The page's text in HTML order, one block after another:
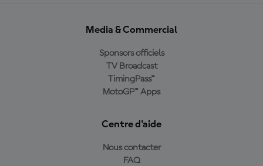
Media & Commercial
Sponsors officiels
TV Broadcast
TimingPass™
MotoGP™ Apps
Centre d'aide
Nous contacter
FAQ